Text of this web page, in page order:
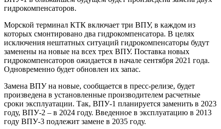
гидрокомпенсаторов.
Морской терминал КТК включает три ВПУ, в каждом из
которых смонтировано два гидрокомпенсатора. В целях
исключения нештатных ситуаций гидрокомпенсаторы будут
заменены на новые на всех трех ВПУ. Поставка новых
гидрокомпенсаторов ожидается в начале сентября 2021 года.
Одновременно будет обновлен их запас.
Замена ВПУ на новые, сообщается в пресс-релизе, будет
произведена в установленные производителем расчетные
сроки эксплуатации. Так, ВПУ-1 планируется заменить в 2023
году, ВПУ-2 – в 2024 году. Введенное в эксплуатацию в 2013
году ВПУ-3 подлежит замене в 2035 году.